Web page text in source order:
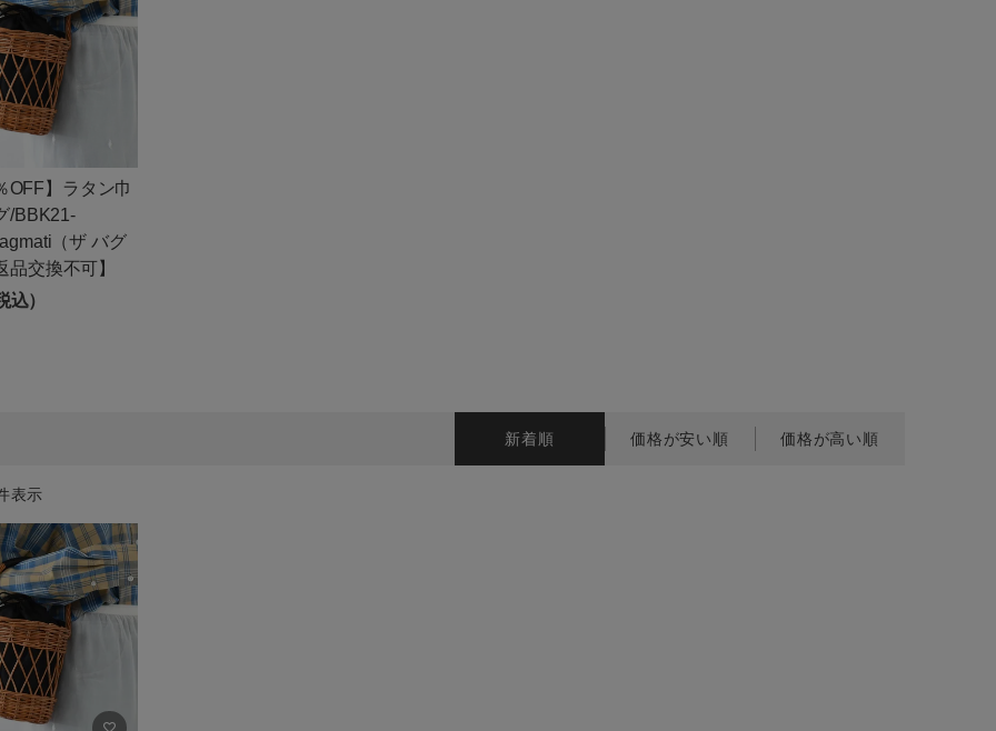
OFF】ラタン巾
/BBK21-
（ザ バグ
品交換不可】
込）
新着順 価格が安い順 価格が高い順
表示